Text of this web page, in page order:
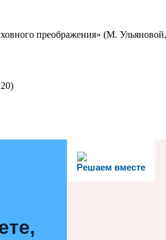
преображения» (М.
Решаем вместе